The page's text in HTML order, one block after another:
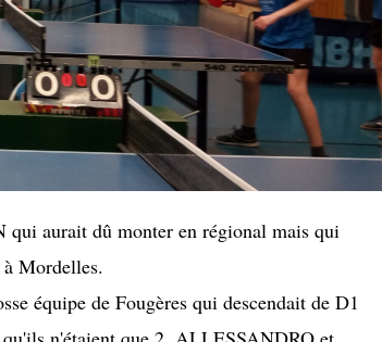
qui aurait dû monter en régional mais qui
Mordelles.
équipe de Fougères qui descendait de D1